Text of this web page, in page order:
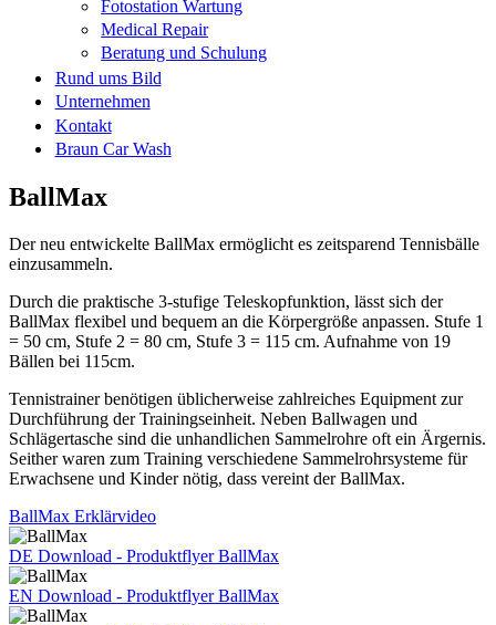
Fotostation Wartung
Medical Repair
Beratung und Schulung
Rund ums Bild
Unternehmen
Kontakt
Braun Car Wash
BallMax
Der neu entwickelte BallMax ermöglicht es zeitsparend Tennisbälle
einzusammeln.
Durch die praktische 3-stufige Teleskopfunktion, lässt sich der
BallMax flexibel und bequem an die Körpergröße anpassen. Stufe 1
= 50 cm, Stufe 2 = 80 cm, Stufe 3 = 115 cm. Aufnahme von 19
Bällen bei 115cm.
Tennistrainer benötigen üblicherweise zahlreiches Equipment zur
Durchführung der Trainingseinheit. Neben Ballwagen und
Schlägertasche sind die unhandlichen Sammelrohre oft ein Ärgernis.
Seither waren zum Training verschiedene Sammelrohrsysteme für
Erwachsene und Kinder nötig, dass vereint der BallMax.
BallMax Erklärvideo
DE Download - Produktflyer BallMax
EN Download - Produktflyer BallMax